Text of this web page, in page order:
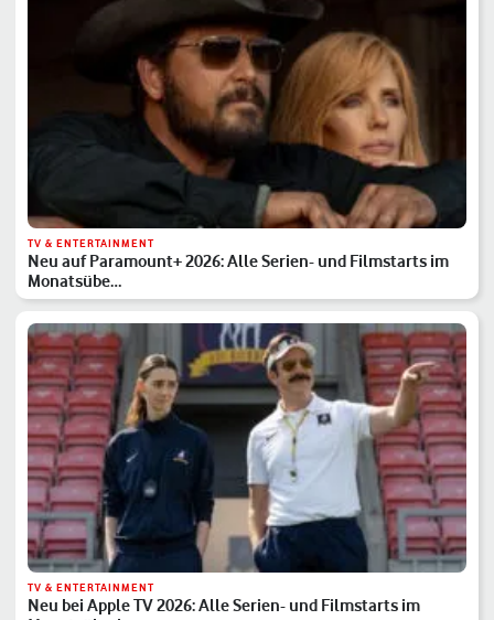
TV & ENTERTAINMENT
Neu auf Paramount+ 2026: Alle Serien- und Filmstarts im
Monatsübe…
TV & ENTERTAINMENT
Neu bei Apple TV 2026: Alle Serien- und Filmstarts im